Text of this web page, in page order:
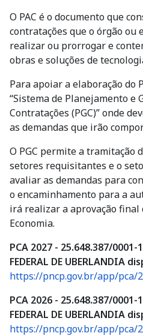
O PAC é o documento que
contratações que o órgão ou
realizar ou prorrogar e
obras e soluções de
Para apoiar a elaboração do
“Sistema de Planejamento e
Contratações (PGC)” onde
as demandas que irão compor
O PGC permite a tramitação
setores requisitantes e o
avaliar as demandas para
o encaminhamento para a
irá realizar a aprovação
Economia.
PCA 2027 - 25.648.387/0001-
FEDERAL DE UBERLANDIA
https://pncp.gov.br/app/pca/
PCA 2026 - 25.648.387/0001-
FEDERAL DE UBERLANDIA
https://pncp.gov.br/app/pca/